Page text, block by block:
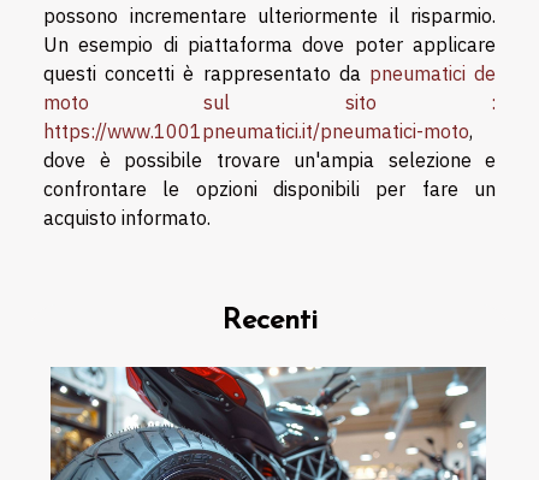
possono incrementare ulteriormente il risparmio.
Un esempio di piattaforma dove poter applicare
questi concetti è rappresentato da pneumatici de
moto sul sito :
https://www.1001pneumatici.it/pneumatici-moto,
dove è possibile trovare un'ampia selezione e
confrontare le opzioni disponibili per fare un
acquisto informato.
Recenti